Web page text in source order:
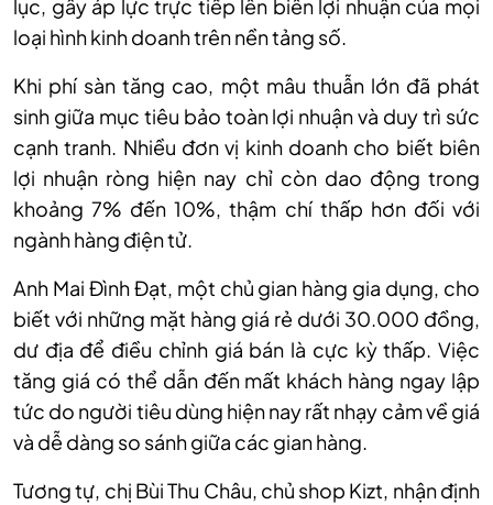
lục, gây áp lực trực tiếp lên biên lợi nhuận của mọi
loại hình kinh doanh trên nền tảng số.
Khi phí sàn tăng cao, một mâu thuẫn lớn đã phát
sinh giữa mục tiêu bảo toàn lợi nhuận và duy trì sức
cạnh tranh. Nhiều đơn vị kinh doanh cho biết biên
lợi nhuận ròng hiện nay chỉ còn dao động trong
khoảng 7% đến 10%, thậm chí thấp hơn đối với
ngành hàng điện tử.
Anh Mai Đình Đạt, một chủ gian hàng gia dụng, cho
biết với những mặt hàng giá rẻ dưới 30.000 đồng,
dư địa để điều chỉnh giá bán là cực kỳ thấp. Việc
tăng giá có thể dẫn đến mất khách hàng ngay lập
tức do người tiêu dùng hiện nay rất nhạy cảm về giá
và dễ dàng so sánh giữa các gian hàng.
Tương tự, chị Bùi Thu Châu, chủ shop Kizt, nhận định